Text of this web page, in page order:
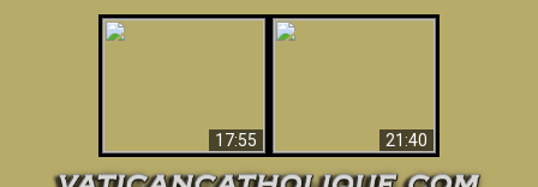
17:55
21:40